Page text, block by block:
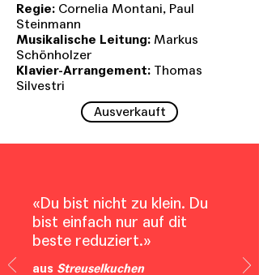
Regie: Cornelia Montani, Paul
Steinmann
Musikalische Leitung: Markus
Schönholzer
Klavier-Arrangement: Thomas
Silvestri
Ausverkauft
«Du bist nicht zu klein. Du
bist einfach nur auf dit
beste reduziert.»
aus Streuselkuchen